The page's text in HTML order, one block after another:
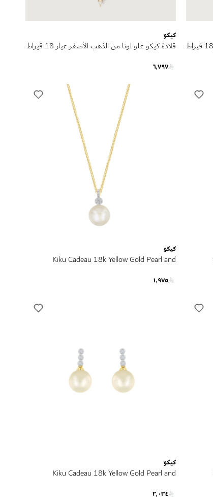
أقراط كيكو غلو لونا من الذهب الأصفر عيار 18 قيراط
كيكو
قلادة كيكو غلو لونا من الذهب الأصفر عيار 18 قيراط
٦٬٧٩٧
كيكو
Kiku Cadeau 18k Yellow Gold Pearl and
١٬٩٧٥
كيكو
Kiku Cadeau 18k Yellow Gold Pearl and
٢٬٠٣٤